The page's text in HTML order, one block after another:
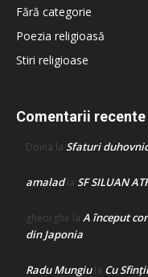
Fără categorie
Poezia religioasă
Stiri religioase
Comentarii recente
Doina la Sfaturi
amaladla SF SILUAN
gheorghe la A început
din Japonia
Radu Mungiula Cu